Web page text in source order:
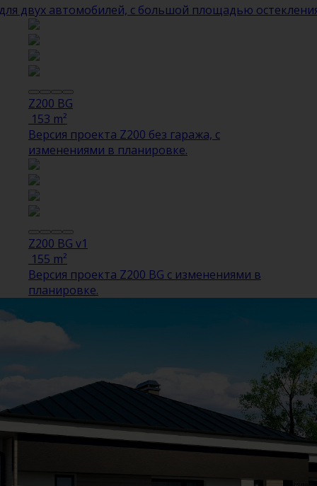
двух автомобилей, с большой площадью
Z200 BG
153 m²
Версия проекта Z200 без гаража, с
изменениями в планировке.
Z200 BG v1
155 m²
Версия проекта Z200 BG с изменениями в
планировке.